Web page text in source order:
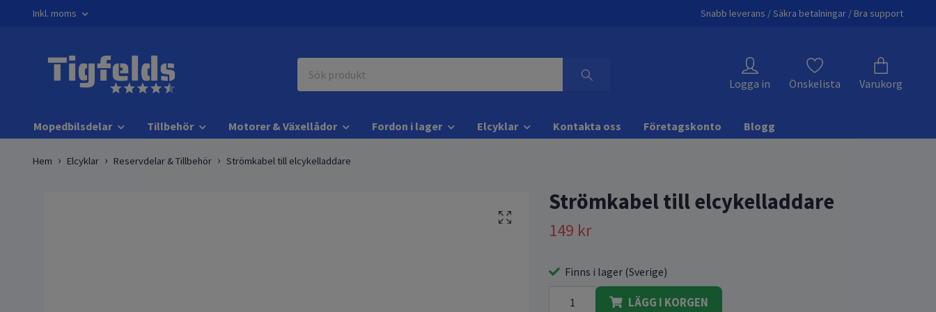
Inkl. moms Snabb leverans / Säkra betalningar / Bra support
Logga in Önskelista Varukorg
Mopedbilsdelar Tillbehör Motorer & Växellådor Fordon i lager Elcyklar Kontakta oss Företagskonto Blogg
Hem Elcyklar Reservdelar & Tillbehör Strömkabel till elcykelladdare
Strömkabel till elcykelladdare
149 kr
Finns i lager (Sverige)
LÄGG I KORGEN